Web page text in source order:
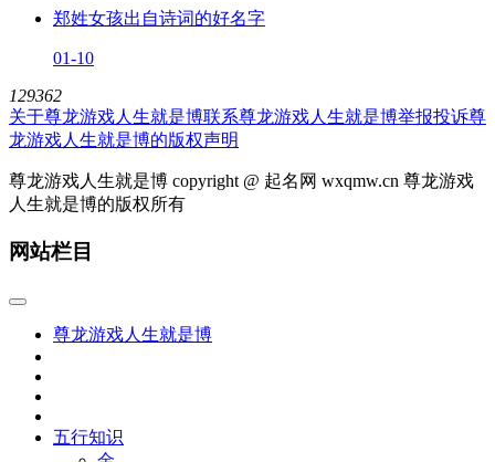
郑姓女孩出自诗词的好名字
01-10
129362
关于尊龙游戏人生就是博联系尊龙游戏人生就是博举报投诉尊
龙游戏人生就是博的版权声明
尊龙游戏人生就是博 copyright @ 起名网 wxqmw.cn 尊龙游戏
人生就是博的版权所有
网站栏目
尊龙游戏人生就是博
五行知识